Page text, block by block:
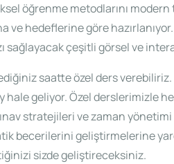
öğrenme metodlarını
ve hedeflerine göre
sağlayacak çeşitli görsel ve
saatte özel ders verebiliriz.
hale geliyor. Özel derslerimizle
stratejileri ve zaman
becerilerini geliştirmelerine
sizde geliştireceksiniz.